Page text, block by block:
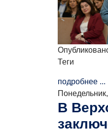
Теги
подробнее ...
В